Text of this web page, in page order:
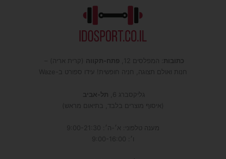
כתובות : המפלסים 12, פתח-תקווה (קרית אריה) –
חנות ואולם תצוגה, חניה חופשית! עידו ספורט ב-Waze
גליקסברג 6,
תל-אביב
(איסוף מוצרים בלבד, בתיאום מראש)
מענה טלפוני: א׳-ה׳: 9:00-21:30
ו׳: 9:00-16:00